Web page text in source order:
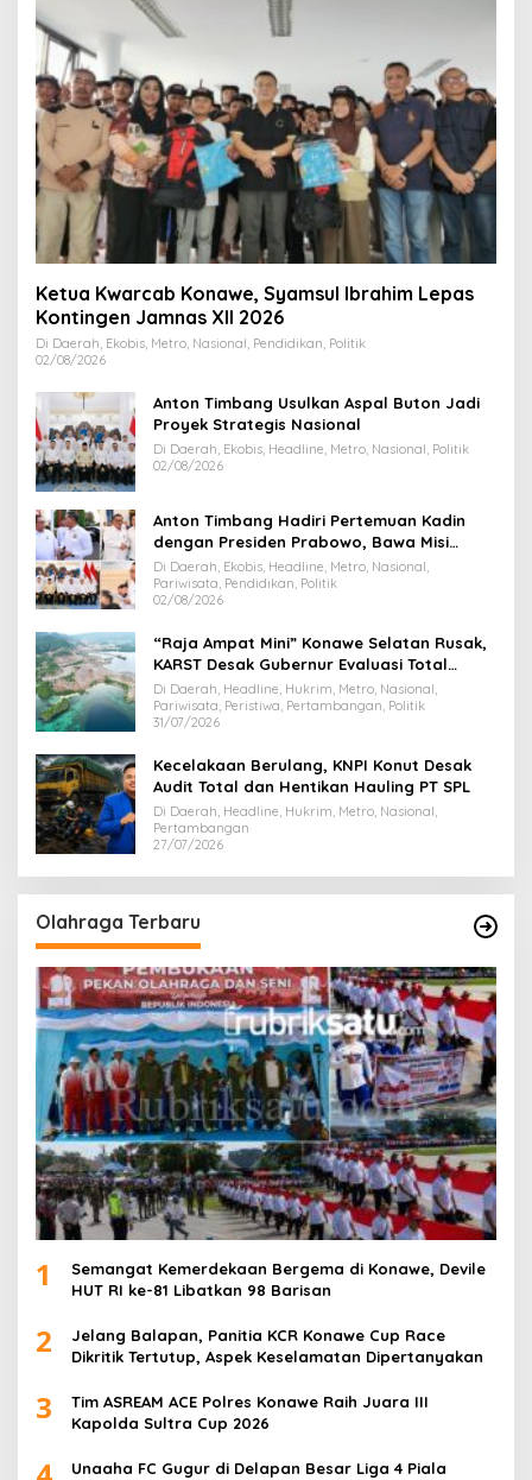
Ketua Kwarcab Konawe, Syamsul Ibrahim Lepas
Kontingen Jamnas XII 2026
Di Daerah, Ekobis, Metro, Nasional, Pendidikan, Politik
02/08/2026
Anton Timbang Usulkan Aspal Buton Jadi
Proyek Strategis Nasional
Di Daerah, Ekobis, Headline, Metro, Nasional, Politik
02/08/2026
Anton Timbang Hadiri Pertemuan Kadin
dengan Presiden Prabowo, Bawa Misi
Majukan Ekonomi Sultra
Di Daerah, Ekobis, Headline, Metro, Nasional,
Pariwisata, Pendidikan, Politik
02/08/2026
“Raja Ampat Mini” Konawe Selatan Rusak,
KARST Desak Gubernur Evaluasi Total
Dispar Sultra
Di Daerah, Headline, Hukrim, Metro, Nasional,
Pariwisata, Peristiwa, Pertambangan, Politik
31/07/2026
Kecelakaan Berulang, KNPI Konut Desak
Audit Total dan Hentikan Hauling PT SPL
Di Daerah, Headline, Hukrim, Metro, Nasional,
Pertambangan
27/07/2026
Olahraga Terbaru
1
Semangat Kemerdekaan Bergema di Konawe, Devile
HUT RI ke-81 Libatkan 98 Barisan
2
Jelang Balapan, Panitia KCR Konawe Cup Race
Dikritik Tertutup, Aspek Keselamatan Dipertanyakan
3
Tim ASREAM ACE Polres Konawe Raih Juara III
Kapolda Sultra Cup 2026
Unaaha FC Gugur di Delapan Besar Liga 4 Piala